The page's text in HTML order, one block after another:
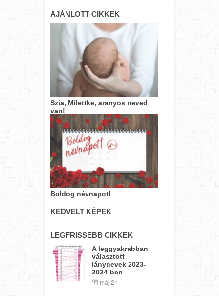
AJÁNLOTT CIKKEK
Szia, Milettke, aranyos neved
van!
Boldog névnapot!
KEDVELT KÉPEK
LEGFRISSEBB CIKKEK
A leggyakrabban
választott
lánynevek 2023-
2024-ben
máj 21